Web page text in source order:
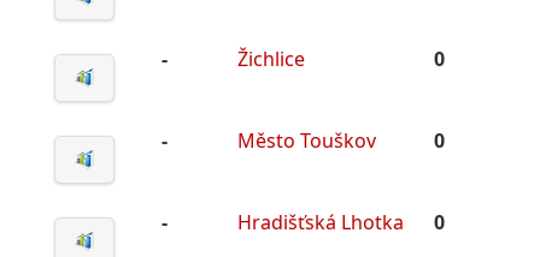
- Žichlice 0
- Město Touškov 0
- Hradišťská Lhotka 0